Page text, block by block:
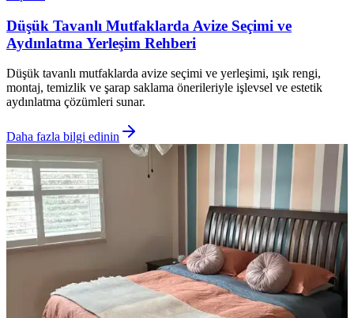
Düşük Tavanlı Mutfaklarda Avize Seçimi ve
Aydınlatma Yerleşim Rehberi
Düşük tavanlı mutfaklarda avize seçimi ve yerleşimi, ışık rengi,
montaj, temizlik ve şarap saklama önerileriyle işlevsel ve estetik
aydınlatma çözümleri sunar.
Daha fazla bilgi edinin